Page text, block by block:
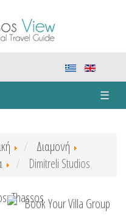
☰
Διαμονή
Dimitreli Studios